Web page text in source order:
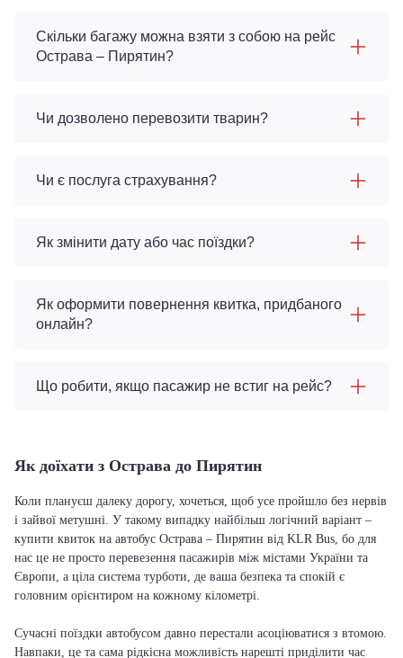
Скільки багажу можна взяти з собою на рейс
Острава – Пирятин?
Чи дозволено перевозити тварин?
Чи є послуга страхування?
Як змінити дату або час поїздки?
Як оформити повернення квитка, придбаного
онлайн?
Що робити, якщо пасажир не встиг на рейс?
Як доїхати з Острава до Пирятин
Коли плануєш далеку дорогу, хочеться, щоб усе пройшло без нервів
і зайвої метушні. У такому випадку найбільш логічний варіант –
купити квиток на автобус Острава – Пирятин від KLR Bus, бо для
нас це не просто перевезення пасажирів між містами України та
Європи, а ціла система турботи, де ваша безпека та спокій є
головним орієнтиром на кожному кілометрі.
Сучасні поїздки автобусом давно перестали асоціюватися з втомою.
Навпаки, це та сама рідкісна можливість нарешті приділити час